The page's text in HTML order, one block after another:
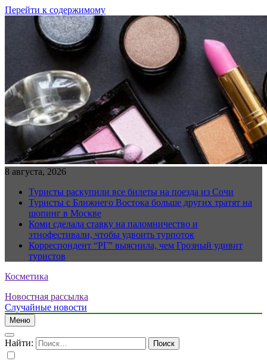
Перейти к содержимому
8 августа, 2026
Туристы раскупили все билеты на поезда из Сочи
Туристы с Ближнего Востока больше других тратят на
шопинг в Москве
Коми сделала ставку на паломничество и
этнофестивали, чтобы удвоить турпоток
Корреспондент “РГ” выяснила, чем Грозный удивит
туристов
Косметика
Новостная рассылка
Случайные новости
Меню
Найти: